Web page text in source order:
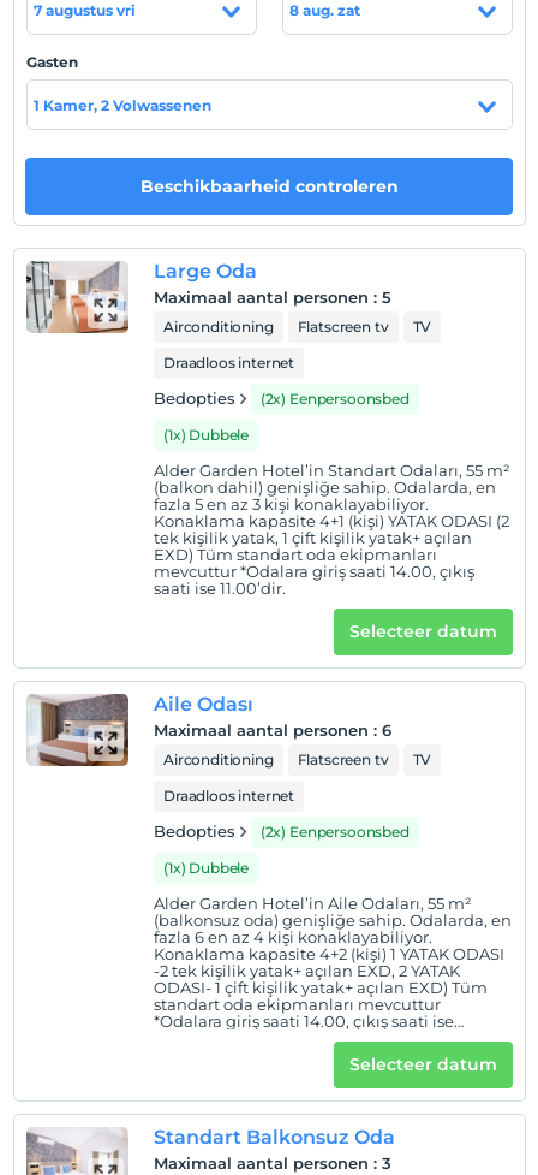
çocuk havuzu bulunmaktadır.
Otelimizin standart
odaları konforlu ve rahat bir şekilde konaklamanız için
dizayn edilmiş olup, tek oda ve tek banyodan
Locatie
Antalya'ya 35 km, Antalya Havalimanı'na 50 km
uzaklıktadır.
Strand
Otel, denize 300 metre uzaklıkta olup özel plajı
mevcuttur. Şezlong, şemsiye, minder ücretsizdir.
Hotelvoorwaarden
huisdier
Huisdieren niet toegestaan
roken
Inchecken is mogelijk van 14:00 tot 23:00 uur. Buiten
deze uren is de toegangsdeur gesloten.
Baby's jonger dan 2 worden niet in rekening gebracht
1 kind(eren) tot de leeftijd van 8 per kamer
wordt/worden niet in rekening gebracht
7 augustus vri 8 aug. zat
Gasten
1 Kamer, 2 Volwassenen
Beschikbaarheid controleren
Large Oda
Maximaal aantal personen : 5
Airconditioning Flatscreen tv
TV
Draadloos internet
Bedopties
(2x) Eenpersoonsbed
(1x) Dubbele
Alder Garden Hotel’in Standart Odaları, 55 m²
(balkon dahil) genişliğe sahip. Odalarda, en
fazla 5 en az 3 kişi konaklayabiliyor.
Konaklama kapasite 4+1 (kişi) YATAK ODASI (2
tek kişilik yatak, 1 çift kişilik yatak+ açılan
EXD) Tüm standart oda ekipmanları
mevcuttur *Odalara giriş saati 14.00, çıkış
saati ise 11.00’dir.
Selecteer datum
Aile Odası
Maximaal aantal personen : 6
Airconditioning Flatscreen tv
TV
Draadloos internet
Bedopties
(2x) Eenpersoonsbed
(1x) Dubbele
Alder Garden Hotel’in Aile Odaları, 55 m²
(balkonsuz oda) genişliğe sahip. Odalarda, en
fazla 6 en az 4 kişi konaklayabiliyor.
Konaklama kapasite 4+2 (kişi) 1 YATAK ODASI
-2 tek kişilik yatak+ açılan EXD, 2 YATAK
ODASI- 1 çift kişilik yatak+ açılan EXD) Tüm
standart oda ekipmanları mevcuttur
*Odalara giriş saati 14.00, çıkış saati ise
Selecteer datum
Standart Balkonsuz Oda
Maximaal aantal personen : 3